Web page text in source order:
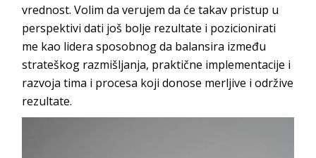
vrednost. Volim da verujem da će takav pristup u
perspektivi dati još bolje rezultate i pozicionirati
me kao lidera sposobnog da balansira između
strateškog razmišljanja, praktične implementacije i
razvoja tima i procesa koji donose merljive i održive
rezultate.